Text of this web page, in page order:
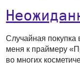
Случайная покупка
меня к праймеру
во многих